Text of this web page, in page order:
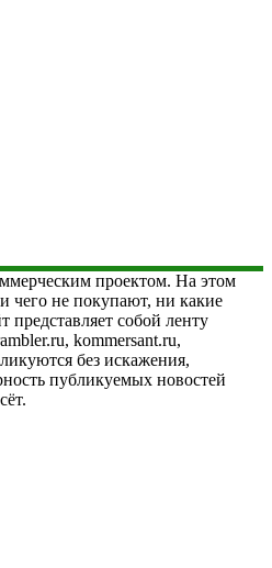
проектом. На этом
чего не покупают, ни какие
представляет собой ленту
kommersant.ru,
без искажения,
публикуемых новостей